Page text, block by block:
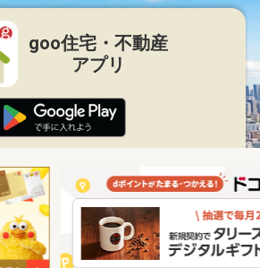
goo住宅・不動産
アプリ